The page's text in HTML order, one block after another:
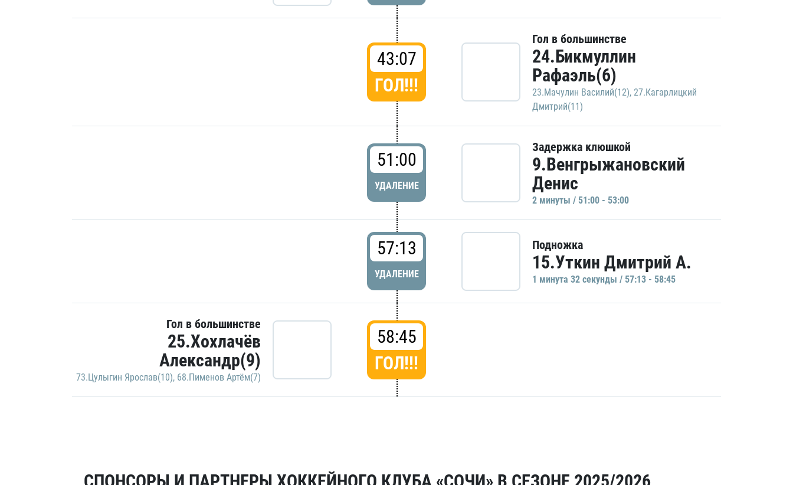
43:07
ГОЛ!!!
Гол в большинстве
24.Бикмуллин
Рафаэль(6)
23.Мачулин Василий(12), 27.Кагарлицкий
Дмитрий(11)
51:00
УДАЛЕНИЕ
Задержка клюшкой
9.Венгрыжановский
Денис
2 минуты / 51:00 - 53:00
57:13
УДАЛЕНИЕ
Подножка
15.Уткин Дмитрий А.
1 минутa 32 секунды / 57:13 - 58:45
Гол в большинстве
25.Хохлачёв
Александр(9)
73.Цулыгин Ярослав(10), 68.Пименов Артём(7)
58:45
ГОЛ!!!